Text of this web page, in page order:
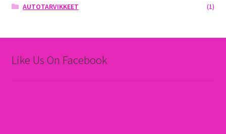
AUTOTARVIKKEET
(1)
Like Us On Facebook